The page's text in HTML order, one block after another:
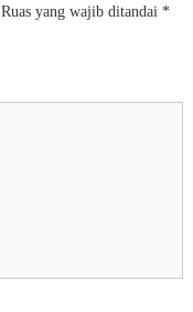
Ruas yang wajib ditandai *